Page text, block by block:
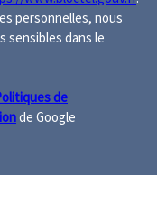
personnelles, nous
sensibles dans le
de
de Google